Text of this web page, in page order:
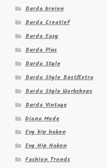
Burda breien
Burda Creatief
Burda Easy
Burda Plus
Burda Style
Burda Style Best/Extra
Burda Style Workshops
Burda Vintage
Diana Mode
Evy hip haken
Evy Hip Haken
Fashion Trends